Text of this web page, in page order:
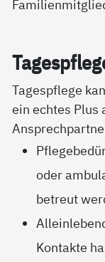
Tagespflege
ein echtes Plus
oder
betreut
Kontakte